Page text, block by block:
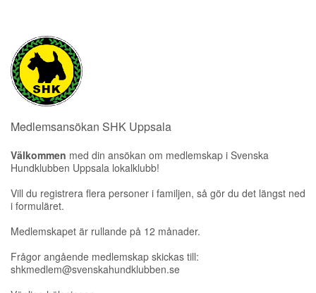
Medlemsansökan SHK Uppsala
Välkommen med din ansökan om medlemskap i Svenska
Hundklubben Uppsala lokalklubb!
Vill du registrera flera personer i familjen, så gör du det längst ned
i formuläret.
Medlemskapet är rullande på 12 månader.
Frågor angående medlemskap skickas till:
shkmedlem@svenskahundklubben.se